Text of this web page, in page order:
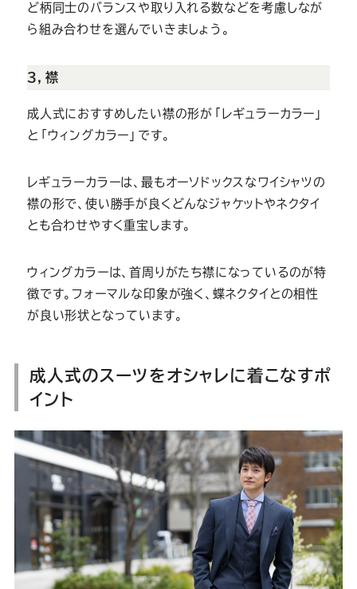
ど柄同士のバランスや取り入れる数などを考慮しなが
ら組み合わせを選んでいきましょう。
３，襟
成人式におすすめしたい襟の形が「レギュラーカラー」
と「ウィングカラー」です。
レギュラーカラーは、最もオーソドックスなワイシャツの
襟の形で、使い勝手が良くどんなジャケットやネクタイ
とも合わせやすく重宝します。
ウィングカラーは、首周りがたち襟になっているのが特
徴です。フォーマルな印象が強く、蝶ネクタイとの相性
が良い形状となっています。
成人式のスーツをオシャレに着こなすポ
イント